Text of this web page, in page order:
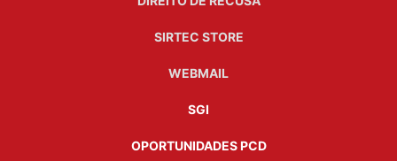
SIRTEC STORE
WEBMAIL
SGI
OPORTUNIDADES PCD